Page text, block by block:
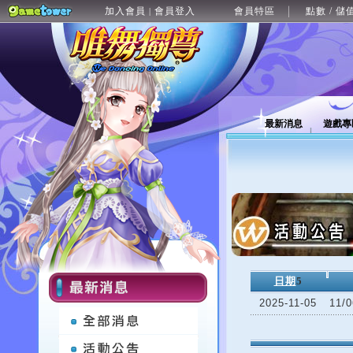
加入會員 | 會員登入 會員特區 點數 / 儲
最新消息 遊戲
日期 5
2025-11-05
11/